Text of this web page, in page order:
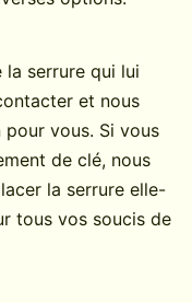
la serrure qui lui
et nous
vous. Si vous
de clé, nous
la serrure elle-
tous vos soucis de